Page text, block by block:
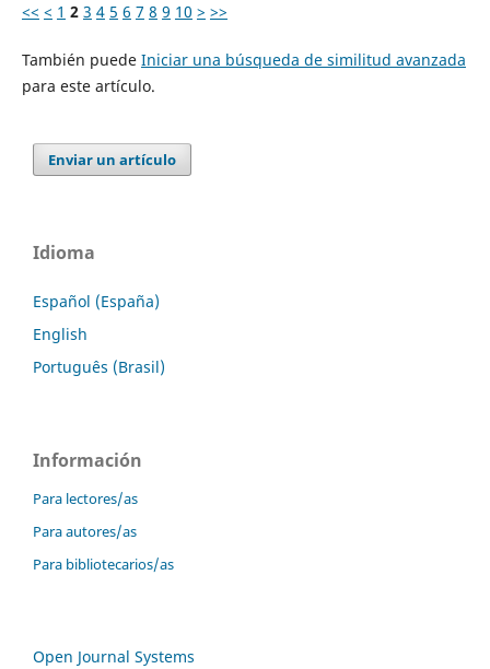
<< < 1 2 3 4 5 6 7 8 9 10 > >>
También puede Iniciar una búsqueda de similitud avanzada
para este artículo.
Enviar un artículo
Idioma
Español (España)
English
Português (Brasil)
Información
Para lectores/as
Para autores/as
Para bibliotecarios/as
Open Journal Systems